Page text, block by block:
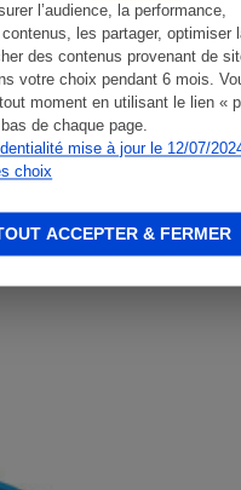
l’audience, la performance,
les partager, optimiser
des contenus provenant de
votre choix pendant 6 mois.
moment en utilisant le lien «
de chaque page.
mise à jour le 12/07/
choix
ACCEPTER & FERMER
zéro déchet